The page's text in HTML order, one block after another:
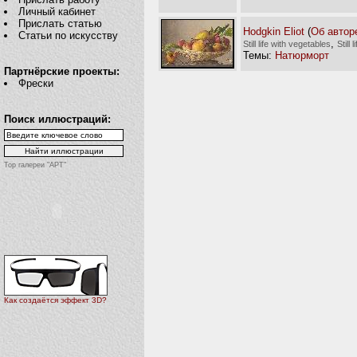
Личный кабинет
Прислать статью
Статьи по искусству
Партнёрские проекты:
Фрески
Поиск иллюстраций:
Top галереи "АРТ"
Как создаётся эффект 3D?
Hodgkin Eliot (Об
Still life with vegetables Still
Темы: Натюрморт